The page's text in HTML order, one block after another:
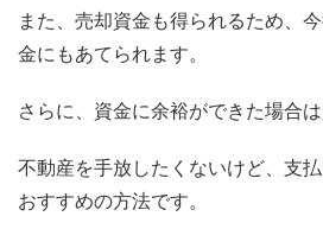
また、売却資金も得られるため、
金にもあてられます。
さらに、資金に余裕ができた場合
不動産を手放したくないけど、支
おすすめの方法です。